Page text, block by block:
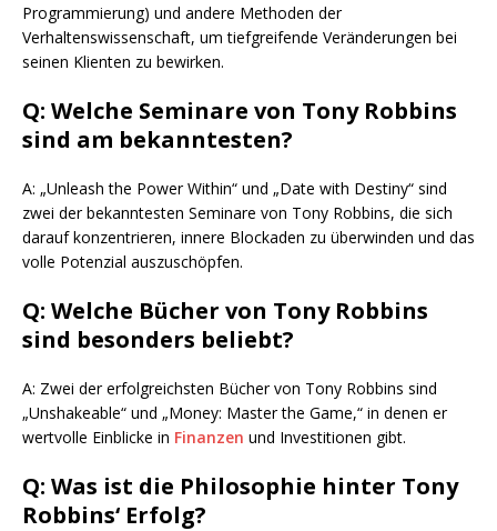
Programmierung) und andere Methoden der
Verhaltenswissenschaft, um tiefgreifende Veränderungen bei
seinen Klienten zu bewirken.
Q: Welche Seminare von Tony Robbins
sind am bekanntesten?
A: „Unleash the Power Within“ und „Date with Destiny“ sind
zwei der bekanntesten Seminare von Tony Robbins, die sich
darauf konzentrieren, innere Blockaden zu überwinden und das
volle Potenzial auszuschöpfen.
Q: Welche Bücher von Tony Robbins
sind besonders beliebt?
A: Zwei der erfolgreichsten Bücher von Tony Robbins sind
„Unshakeable“ und „Money: Master the Game,“ in denen er
wertvolle Einblicke in Finanzen und Investitionen gibt.
Q: Was ist die Philosophie hinter Tony
Robbins‘ Erfolg?